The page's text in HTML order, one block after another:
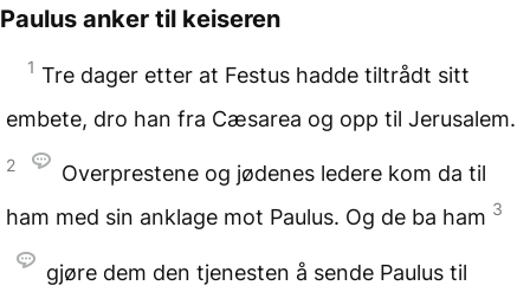
Paulus anker til keiseren
1 Tre dager etter at Festus hadde tiltrådt sitt
embete, dro han fra Cæsarea og opp til Jerusalem.
2
Overprestene og jødenes ledere kom da til
ham med sin anklage mot Paulus. Og de ba ham 3
gjøre dem den tjenesten å sende Paulus til